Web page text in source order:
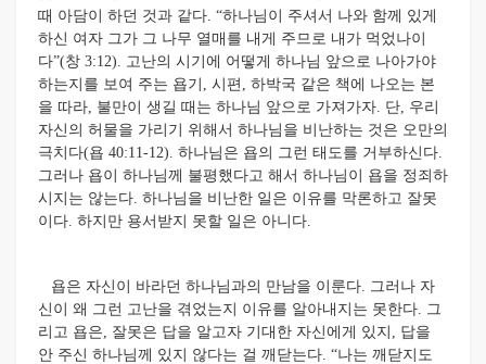
때 아담이 하던 것과 같다. “하나님이 주셔서 나와 함께 있게
하신 여자 그가 그 나무 열매를 내게 주므로 내가 먹었나이
다”(창 3:12). 고난의 시기에 어떻게 하나님 앞으로 나아가야
하는지를 보여 주는 욥기, 시편, 하박국 같은 책에 나오는 본
을 따라, 불만이 생길 때는 하나님 앞으로 가져가자. 단, 우리
자신의 허물을 가리기 위해서 하나님을 비난하는 것은 오만의
극치다(욥 40:11-12). 하나님은 욥의 그런 태도를 거부하신다.
그러나 욥이 하나님께 불평했다고 해서 하나님이 욥을 정죄하
시지는 않는다. 하나님을 비난한 일은 이유를 막론하고 잘못
이다. 하지만 용서받지 못할 일은 아니다.
욥은 자신이 바라던 하나님과의 만남을 이룬다. 그러나 자
신이 왜 그런 고난을 겪었는지 이유를 알아내지는 못한다. 그
리고 욥은, 잘못은 답을 알고자 기대한 자신에게 있지, 답을
안 주신 하나님께 있지 않다는 걸 깨닫는다. “나는 깨닫지도